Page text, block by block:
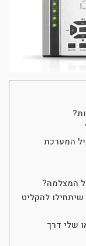
המערכת
המצלמה?
להקליט
שלי דרך